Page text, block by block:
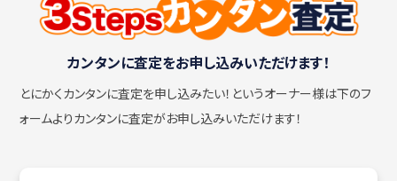
カンタンに査定をお申し込みいただけます！
とにかくカンタンに査定を申し込みたい！ というオーナー様は下のフ
ォームよりカンタンに査定がお申し込みいただけます！